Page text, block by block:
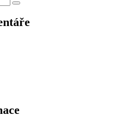
Hledání